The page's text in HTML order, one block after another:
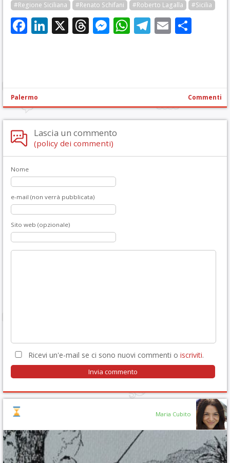
#Regione Siciliana
#Renato Schifani #Roberto Lagalla #Sicilia
Facebook
LinkedIn
X Threads
Messenger
WhatsApp
Telegram
Email
Palermo Commenti
Lascia un commento
(policy dei commenti)
Nome
e-mail (non verrà pubblicata)
Sito web (opzionale)
Ricevi un'e-mail se ci sono nuovi commenti o iscriviti.
Maria Cubito